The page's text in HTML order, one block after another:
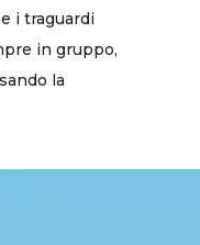
i traguardi
in gruppo,
la